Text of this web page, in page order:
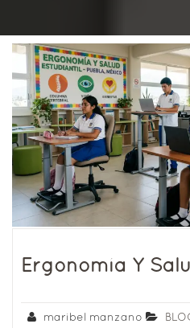
Ergonomía Y
maribel manzano